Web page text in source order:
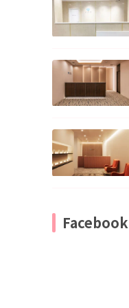
Facebook